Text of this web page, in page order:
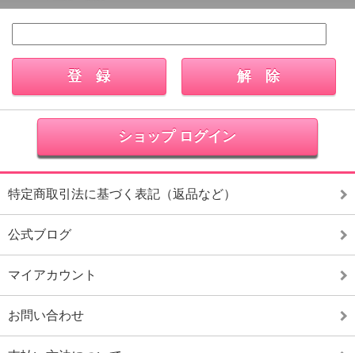
ショップ ログイン
特定商取引法に基づく表記（返品など）
公式ブログ
マイアカウント
お問い合わせ